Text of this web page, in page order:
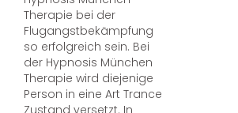
Therapie bei der
Flugangstbekämpfung
so erfolgreich sein. Bei
der Hypnosis München
Therapie wird diejenige
Person in eine Art Trance
Zustand versetzt. In